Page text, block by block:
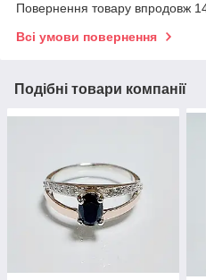
Повернення товару впродовж
Всі умови повернення
Подібні товари компанії